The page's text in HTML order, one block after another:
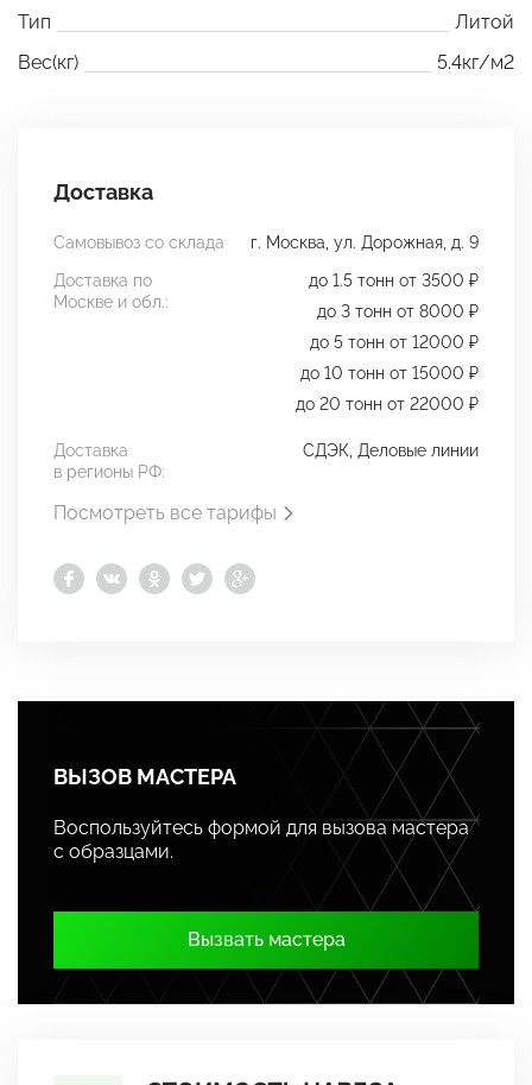
Тип
Литой
Вес(кг)
5.4кг/м2
Доставка
Самовывоз со склада
г. Москва, ул. Дорожная, д. 9
Доставка по
Москве и обл.:
до 1.5 тонн от 3500 ₽
до 3 тонн от 8000 ₽
до 5 тонн от 12000 ₽
до 10 тонн от 15000 ₽
до 20 тонн от 22000 ₽
Доставка
в регионы РФ:
СДЭК, Деловые линии
Посмотреть все тарифы
ВЫЗОВ МАСТЕРА
Воспользуйтесь формой для вызова мастера
с образцами.
Вызвать мастера